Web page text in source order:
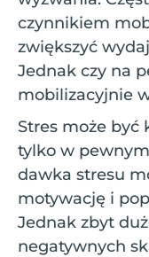
czynnikiem
zwiększyć
Jednak czy na
mobilizacyjnie
Stres może być
tylko w
dawka stresu
motywację i
Jednak zbyt
negatywnych